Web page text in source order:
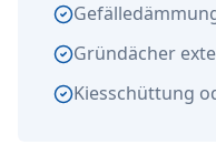
Gründächer
Kiesschüttung